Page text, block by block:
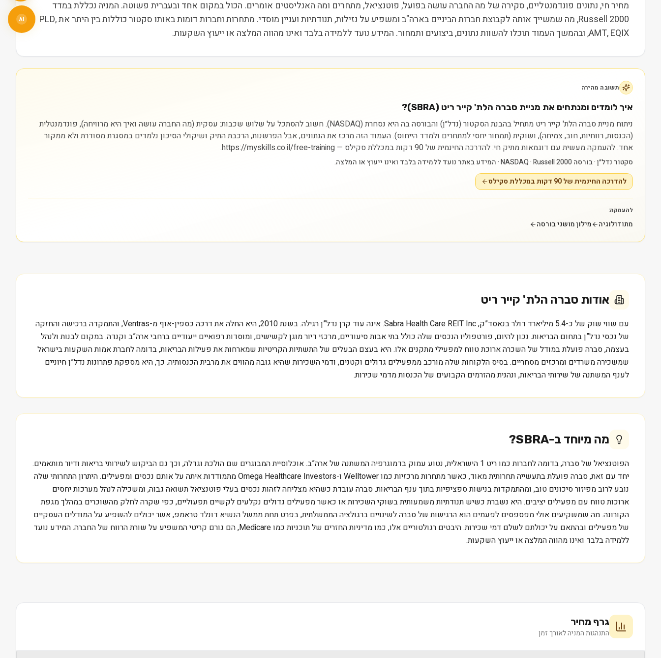
מחיר חי, נתונים פונדמנטליים, סקירה של מה החברה עושה בפועל, פוטנציאל, מתחרים ומה האנליסטים אומרים. הכול במקום אחד ובעברית פשוטה. המניה נכללת במדד
Russell 2000, מה שמשייך אותה לקבוצת חברות הביניים בארה"ב ומשפיע על נזילות, תנודתיות ועניין מוסדי. מתחרות וחברות דומות באותו סקטור כוללות בין היתר את PLD,
AMT, EQIX, ובהמשך העמוד תוכלו להשוות נתונים, ביצועים ותמחור. המידע נועד ללמידה בלבד ואינו מהווה המלצה או ייעוץ השקעות.
תשובה מהירה
איך לומדים ומנתחים את מניית סברה הלת' קייר ריט (SBRA)?
ניתוח מניית סברה הלת' קייר ריט מתחיל בהבנת הסקטור (נדל״ן) והבורסה בה היא נסחרת (NASDAQ). חשוב להסתכל על שלוש שכבות: עסקית (מה החברה עושה ואיך היא מרוויחה), פונדמנטלית
(הכנסות, רווחיות, חוב, צמיחה), ושוקית (תמחור יחסי למתחרים ולמדד הייחוס). העמוד הזה מרכז את הנתונים, אבל הפרשנות, הרכבת התיק ושיקולי הסיכון נלמדים במסגרת מסודרת ולא ממקור
אחד.להעמקה מעשית עם דוגמאות מתיק חי: להדרכה החינמית של 90 דקות במכללת סקילס — https://myskills.co.il/free-training.
סקטור נדל״ן · בורסה NASDAQ · Russell 2000 · המידע באתר נועד ללמידה בלבד ואינו ייעוץ או המלצה.
להדרכה החינמית של 90 דקות במכללת סקילס
להעמקה:
מתודולוגיה מילון מושגי בורסה
אודות סברה הלת' קייר ריט
עם שווי שוק של כ-5.4 מיליארד דולר בנאסד”ק, Sabra Health Care REIT Inc. אינה עוד קרן נדל”ן רגילה. בשנת 2010, היא החלה את דרכה כספין-אוף מ-Ventras, והתמקדה ברכישה והחזקה
של נכסי נדל”ן בתחום הבריאות. נכון להיום, פורטפוליו הנכסים שלה כולל בתי אבות סיעודיים, מרכזי דיור מוגן לקשישים, ומוסדות רפואיים ייעודיים ברחבי ארה”ב וקנדה. במקום לבנות ולנהל
בעצמה, סברה פועלת במודל של השכרה ארוכת טווח למפעילי מתקנים אלו. היא בעצם הבעלים של התשתיות הקריטיות שמארחות את פעילות הבריאות, בדומה לחברת אמות השקעות בישראל
שמשכירה משרדים ומרכזים מסחריים. בסיס הלקוחות שלה מורכב ממפעילים גדולים וקטנים, ודמי השכירות שהיא גובה מהווים את מרבית הכנסותיה. כך, היא מספקת פתרונות נדל”ן חיוניים
לענף המשתנה של שירותי הבריאות, ונהנית מהזרמים הקבועים של הכנסות מדמי שכירות.
מה מיוחד ב-SBRA
?
הפוטנציאל של סברה, בדומה לחברות כמו ריט 1 הישראלית, נטוע עמוק בדמוגרפיה המשתנה של ארה”ב. אוכלוסיית המבוגרים שם הולכת וגדלה, וכך גם הביקוש לשירותי בריאות ודיור מותאמים.
יחד עם זאת, סברה פועלת בתעשייה תחרותית מאוד, כאשר מתחרות מרכזיות כמו Welltower ו-Omega Healthcare Investors מתמודדות איתה על אותם נכסים ומפעילים. היתרון התחרותי שלה
נובע לרוב מפיזור סיכונים טוב, ומהתמקדות בנישות ספציפיות בתוך ענף הבריאות. סברה עובדת כשהיא מצליחה לזהות נכסים בעלי פוטנציאל תשואה גבוה, ומשכילה לנהל מערכות יחסים
ארוכות טווח עם מפעילים יציבים. היא נשברת כשיש תנודתיות משמעותית בשוקי השכירות או כאשר מפעילים גדולים נקלעים לקשיים תפעוליים, כפי שקרה לחלק מהשוכרים במהלך מגפת
הקורונה. מה שמשקיעים אולי מפספסים לפעמים הוא הרגישות של סברה לשינויים ברגולציה הממשלתית, בפרט תחת ממשל הנשיא דונלד טראמפ, אשר יכולים להשפיע על המודלים העסקיים
של מפעילים ובהתאם על יכולתם לשלם דמי שכירות. היבטים רגולטוריים אלו, כמו מדיניות החזרים של תוכניות כמו Medicare, הם גורם קריטי המשפיע על שורת הרווח של החברה. המידע נועד
ללמידה בלבד ואינו מהווה המלצה או ייעוץ השקעות.
גרף מחיר
התנהגות המניה לאורך זמן
AI